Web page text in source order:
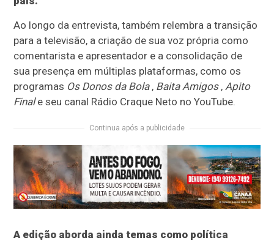
Ao longo da entrevista, também relembra a transição
para a televisão, a criação de sua voz própria como
comentarista e apresentador e a consolidação de
sua presença em múltiplas plataformas, como os
programas Os Donos da Bola, Baita Amigos,Apito
Finale seu canal Rádio Craque Neto no YouTube.
Continua após a publicidade
A edição aborda ainda temas como política